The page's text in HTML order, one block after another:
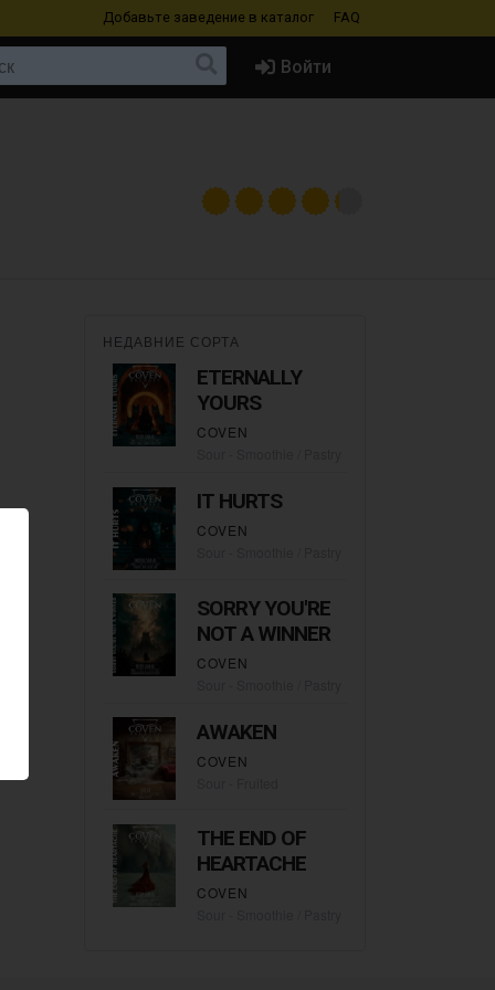
Добавьте заведение в каталог FAQ
Войти
НЕДАВНИЕ СОРТА
ETERNALLY
YOURS
COVEN
IT HURTS
COVEN
SORRY YOU'RE
NOT A WINNER
COVEN
AWAKEN
COVEN
THE END OF
HEARTACHE
COVEN